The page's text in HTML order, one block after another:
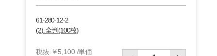
61-280-12-2
(2). 全判(100枚)
税抜 ￥5,100 /単価